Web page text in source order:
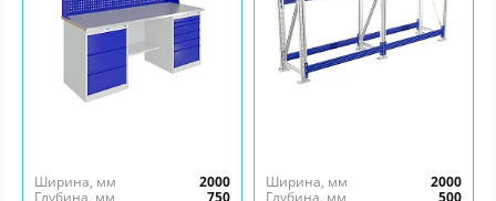
Ширина, мм
2000
Ширина, мм
2000